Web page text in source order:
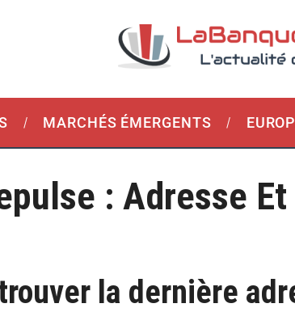
MARCHÉS ÉMERGENTS
: Adresse
la dernière